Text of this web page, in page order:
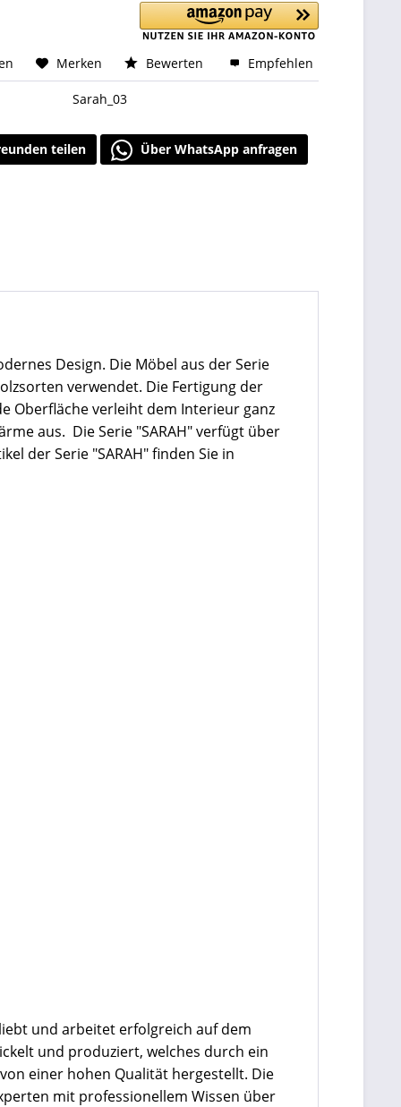
Merken Bewerten Empfehlen
Sarah_03
teilen Über WhatsApp anfragen
Design. Die Möbel aus der Serie
verwendet. Die Fertigung der
Oberfläche verleiht dem Interieur ganz
aus. Die Serie "SARAH" verfügt über
der Serie "SARAH" finden Sie in
und arbeitet erfolgreich auf dem
und produziert, welches durch ein
einer hohen Qualität hergestellt. Die
mit professionellem Wissen über